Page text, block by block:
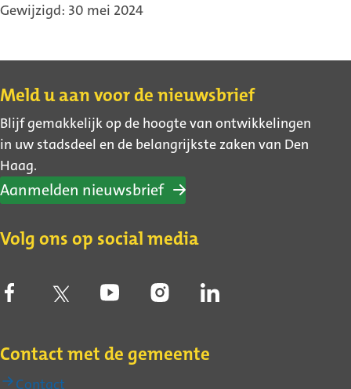
Gewijzigd: 30 mei 2024
Contact
Meld u aan voor de nieuwsbrief
Blijf gemakkelijk op de hoogte van ontwikkelingen
in uw stadsdeel en de belangrijkste zaken van Den
Haag.
Aanmelden nieuwsbrief
Volg ons op social media
Contact met de gemeente
Contact